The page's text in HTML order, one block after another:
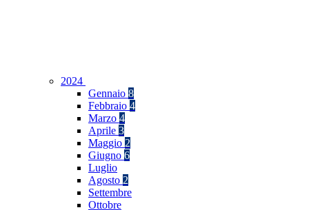
2024
Gennaio 8
Febbraio 4
Marzo 4
Aprile 3
Maggio 2
Giugno 6
Luglio
Agosto 2
Settembre
Ottobre